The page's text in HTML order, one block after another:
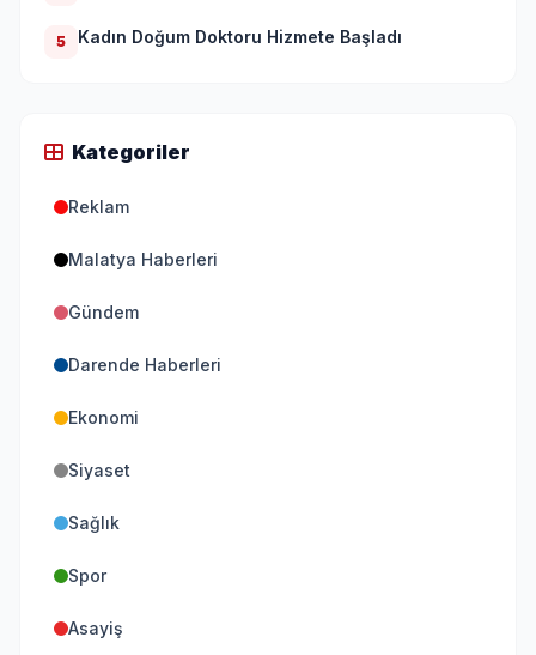
5 Kadın Doğum Doktoru Hizmete Başladı
Kategoriler
Reklam
Malatya Haberleri
Gündem
Darende Haberleri
Ekonomi
Siyaset
Sağlık
Spor
Asayiş